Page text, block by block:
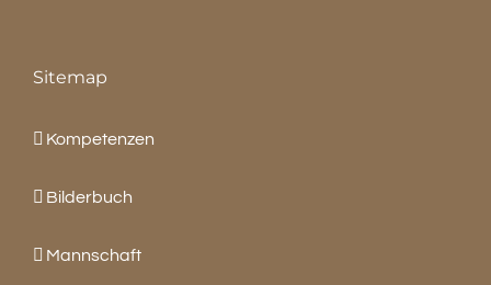
Sitemap
Kompetenzen
Bilderbuch
Mannschaft